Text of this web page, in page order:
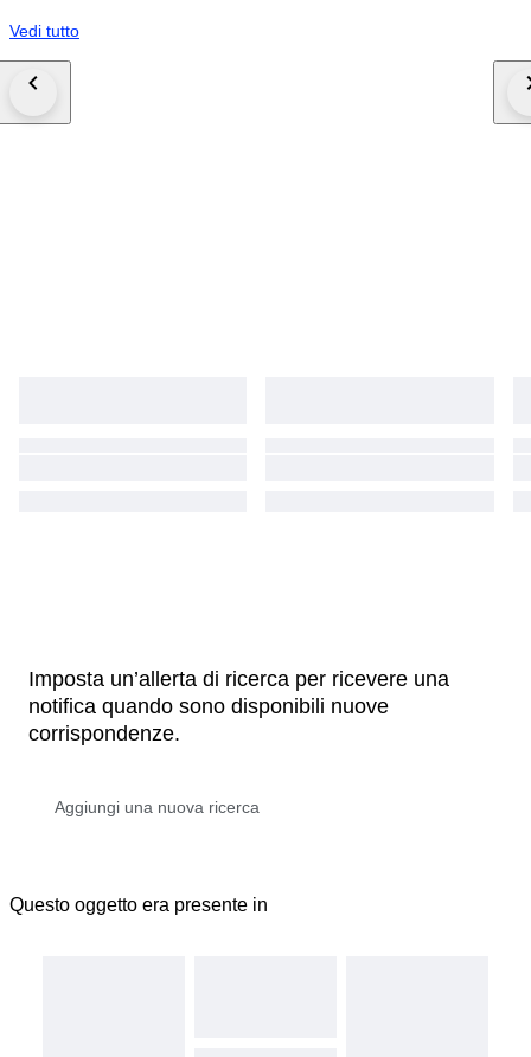
Vedi tutto
Imposta un’allerta di ricerca per ricevere una
notifica quando sono disponibili nuove
corrispondenze.
Questo oggetto era presente in